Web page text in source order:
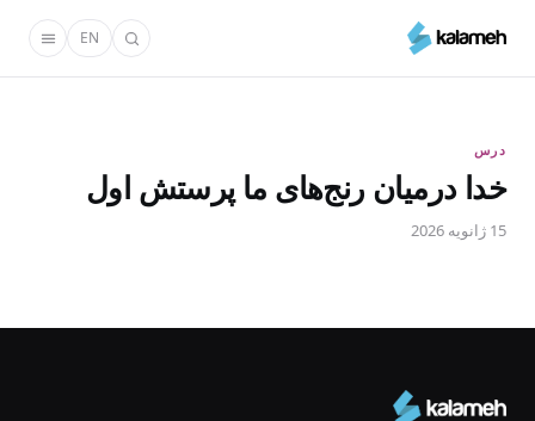
محتوای
EN
درس
خدا درمیان رنج‌های ما پرستش اول
15 ژانویه 2026